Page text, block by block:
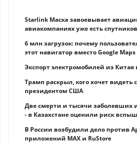
Starlink Маска завоевывает
авиакомпаниях уже есть
6 млн загрузок: почему
этот навигатор вместо Google Maps
Экспорт электромобилей из Китая
Трамп раскрыл, кого хочет
президентом США
Две смерти и тысячи заболевших
- в Казахстане оценили риск
В России возбудили дело против
приложений MAX и RuStore